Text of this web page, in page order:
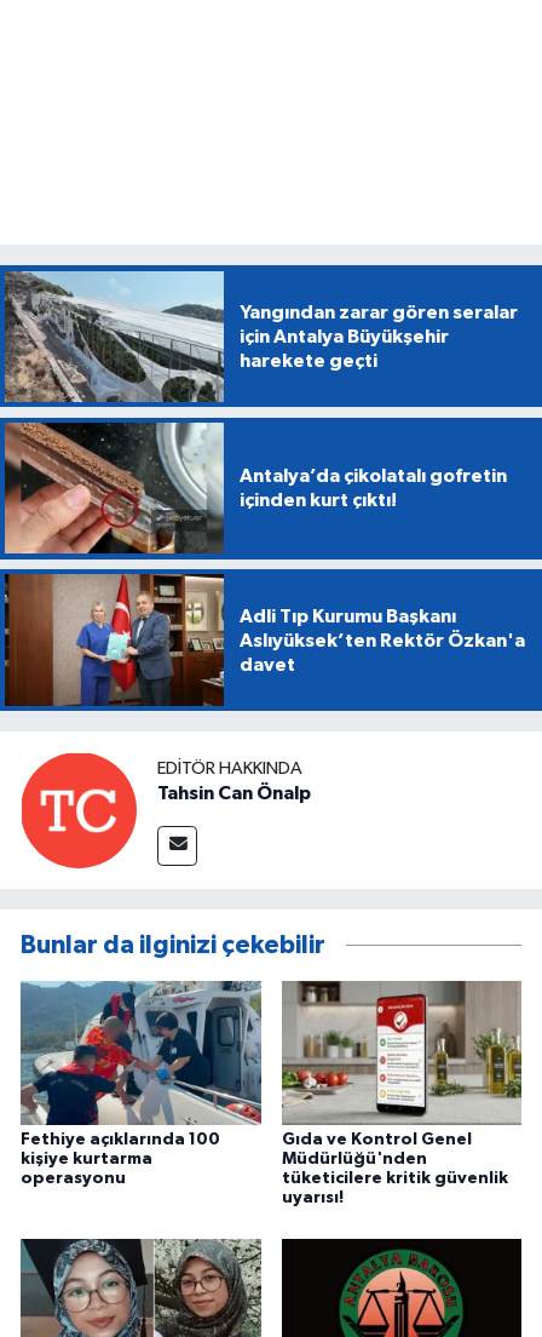
Yangından zarar gören seralar
için Antalya Büyükşehir
harekete geçti
Antalya’da çikolatalı gofretin
içinden kurt çıktı!
Adli Tıp Kurumu Başkanı
Aslıyüksek’ten Rektör Özkan'a
davet
EDITÖR HAKKINDA
Tahsin Can Önalp
Bunlar da ilginizi çekebilir
Fethiye açıklarında 100
kişiye kurtarma
operasyonu
Gıda ve Kontrol Genel
Müdürlüğü'nden
tüketicilere kritik güvenlik
uyarısı!